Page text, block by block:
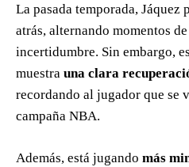
La pasada temporada, Jáquez
atrás, alternando momentos
incertidumbre. Sin embargo,
muestra una clara
recordando al jugador que se
campaña NBA.
Además, está jugando más